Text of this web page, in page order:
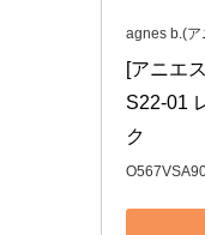
agnes b.(ア
[アニエ
S22-01
ク